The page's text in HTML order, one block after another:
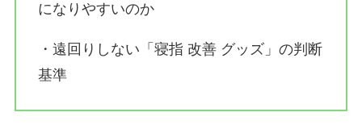
になりやすいのか
・遠回りしない「寝指 改善 グッズ」の判断
基準